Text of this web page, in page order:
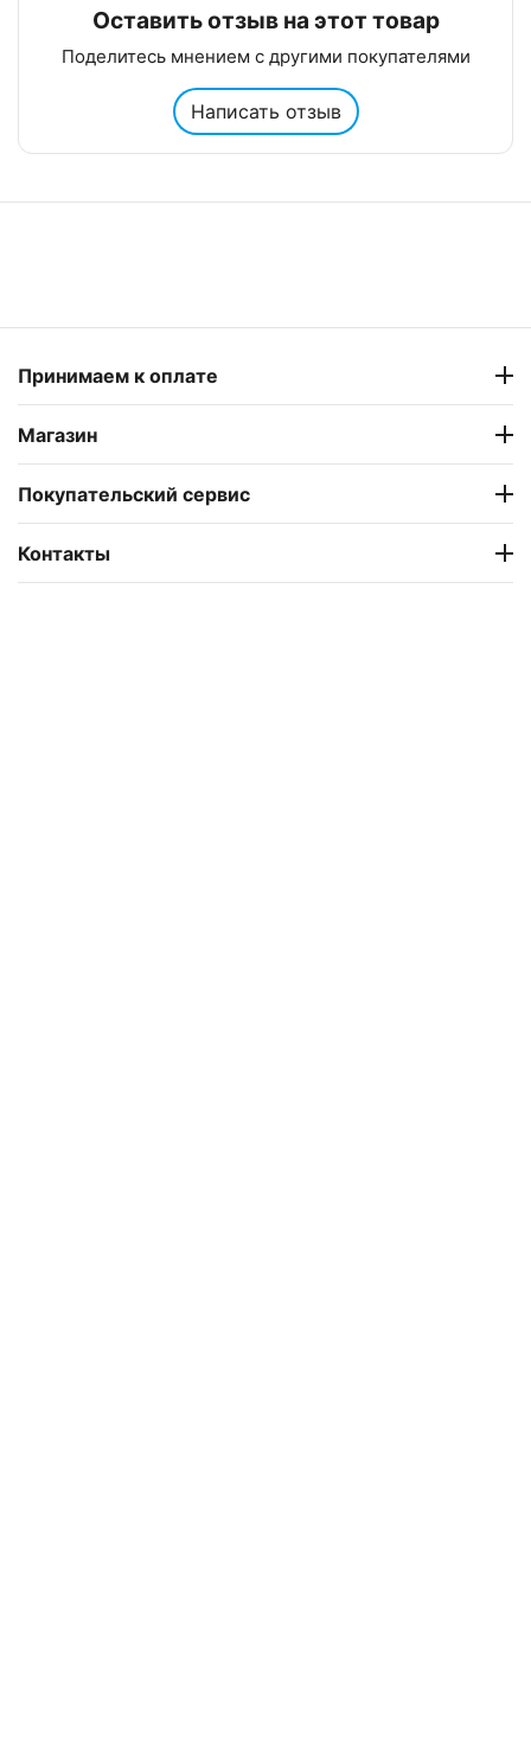
Оставить отзыв на этот товар
Поделитесь мнением с другими покупателями
Написать отзыв
Принимаем к оплате
Магазин
Покупательский сервис
Контакты